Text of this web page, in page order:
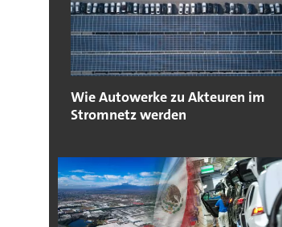
Wie Autowerke zu Akteuren im
Stromnetz werden